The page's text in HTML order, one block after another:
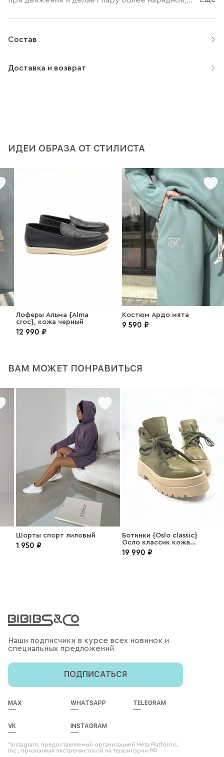
Состав
Доставка и возврат
ИДЕИ ОБРАЗА ОТ СТИЛИСТА
Лоферы Альма {Alma
croc}, кожа черный
12 990 ₽
Костюм Ардо мята
9 590 ₽
ВАМ МОЖЕТ ПОНРАВИТЬСЯ
Шорты спорт лиловый
1 950 ₽
Ботинки {Oslo classic}
Осло классик кожа
бирмания
19 990 ₽
Наши подписчики в курсе всех новинок и
специальных предложений
ПОДПИСАТЬСЯ
MAX WHATSAPP TELEGRAM
VK INSTAGRAM
*Instagram, предоставляемый организацией Meta Platforms,
Inc., признанная экстремистской на территории РФ